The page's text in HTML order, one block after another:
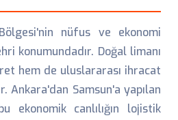
nüfus ve ekonomi
konumundadır. Doğal limanı
hem de uluslararası ihracat
Ankara'dan Samsun'a yapılan
ekonomik canlılığın lojistik